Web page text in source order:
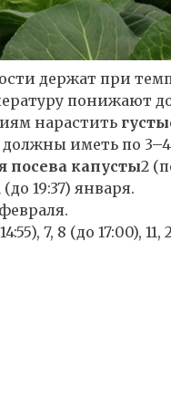
держат при
понижают
нарастить
иметь по 3–4
посева капусты2
(до 19:37) января.
февраля.
7, 8 (до 17:00), 11,